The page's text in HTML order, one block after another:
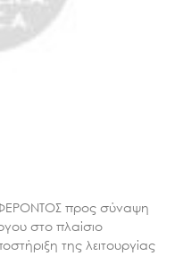
προς σύναψη
στο πλαίσιο
της λειτουργίας